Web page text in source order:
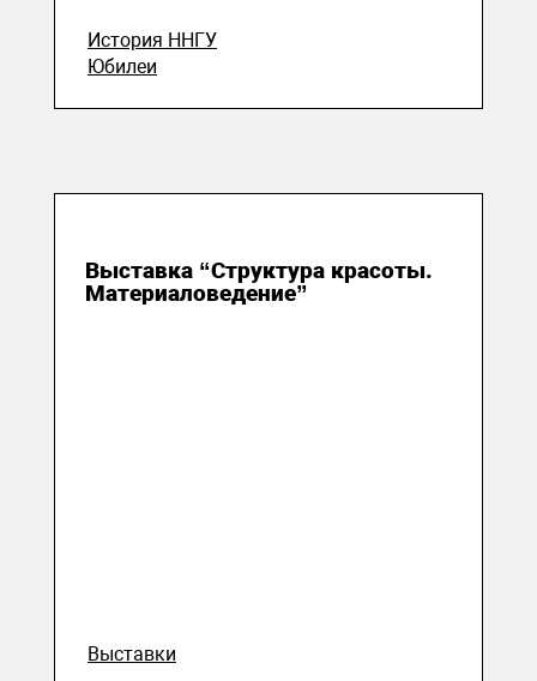
История ННГУ
Юбилеи
Выставка “Структура красоты.
Материаловедение”
Выставки